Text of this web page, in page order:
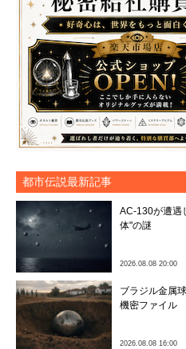
都市伝説最新記事
AC-130が遭遇
体"の謎
2026.08.08 20:00
ブラジル金属
機密ファイル
2026.08.08 16:00